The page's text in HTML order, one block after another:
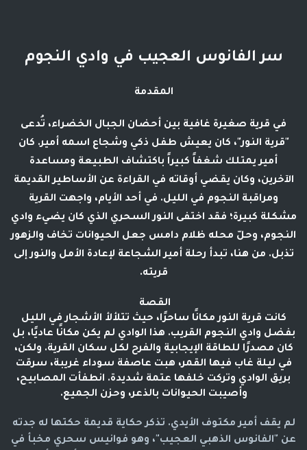
سر الفانوس العجيب في وادي النجوم
المقدمة
في قرية صغيرة غافية بين أحضان الجبال الخضراء، تُدعى
"قرية النور"، كان يعيش طفل ذكي وشجاع اسمه أمير. كان
أمير يمتلك شغفاً كبيراً باكتشاف الطبيعة ومساعدة
الآخرين، وكان يقضي أوقاته في القراءة عن الأساطير القديمة
ومراقبة النجوم في الليل. في أحد الأيام، واجهت القرية
مشكلة كبيرة؛ فقد اختفى النور السحري الذي كان يضيء وادي
النجوم، وحلّ محله ظلام دامس جعل الحيوانات تخاف والزهور
تذبل. من هنا، تبدأ رحلة أمير الشجاعة لإعادة الأمل والنور إلى
قريته.
القصة
كانت قرية النور مكانًا ساحرًا، حيث تتلألأ الأشجار في الليل
بفضل وادي النجوم القريب. هذا الوادي لم يكن مكانًا عاديًا، بل
كان مصدرًا للطاقة الإيجابية والفرح لكل سكان القرية. ولكن،
في ليلة غاب فيها القمر، هبت عاصفة سوداء غريبة، سرقت
بريق الوادي وتركت خلفها عتمة شديدة. انطفأت المصابيح،
وأصيبت الحيوانات بالذعر، وحزن الجميع.
لم يقف أمير مكتوف الأيدي. تذكر حكاية قديمة حكتها له جدته
عن "الفانوس الذهبي العجيب"، وهو فوانيس سحري مخبأ في